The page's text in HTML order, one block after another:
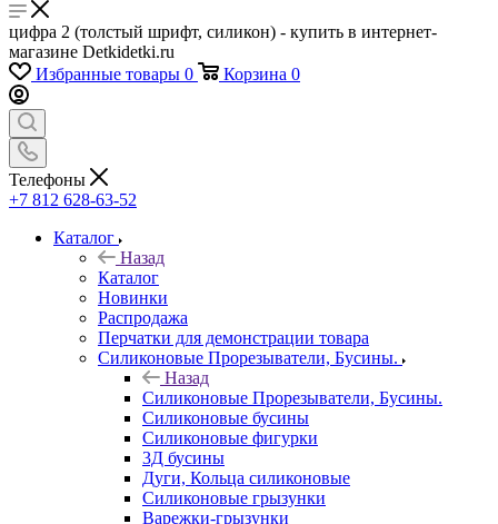
цифра 2 (толстый шрифт, силикон) - купить в интернет-
магазине Detkidetki.ru
Избранные товары 0 Корзина 0
Телефоны
+7 812 628-63-52
Каталог
Назад
Каталог
Новинки
Распродажа
Перчатки для демонстрации товара
Силиконовые Прорезыватели, Бусины.
Назад
Силиконовые Прорезыватели, Бусины.
Силиконовые бусины
Силиконовые фигурки
3Д бусины
Дуги, Кольца силиконовые
Силиконовые грызунки
Варежки-грызунки